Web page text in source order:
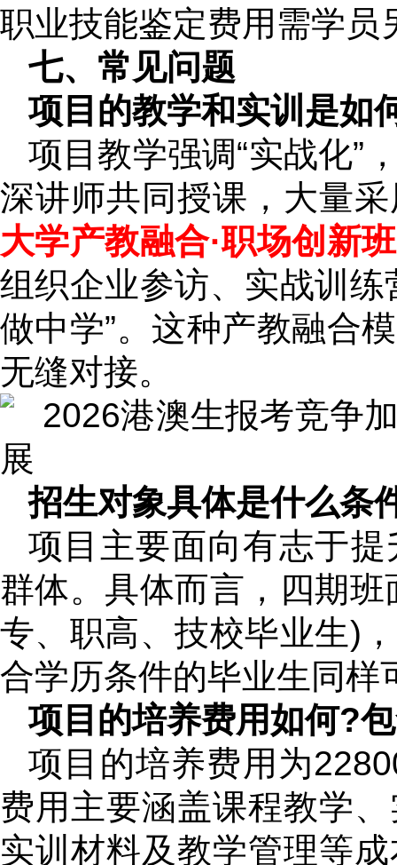
职业技能鉴定费用需学员
七、常见问题
项目的教学和实训是如
项目教学强调“实战化”
深讲师共同授课，大量
大学产教融合·职场创新班
组织企业参访、实战训
做中学”。这种产教融合
无缝对接。
招生对象具体是什么条
项目主要面向有志于
群体。具体而言，四期
专、职高、技校毕业生)
合学历条件的毕业生同样
项目的培养费用如何?
项目的培养费用为
费用主要涵盖课程教学
实训材料及教学管理等